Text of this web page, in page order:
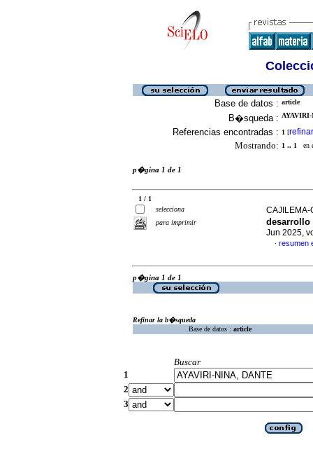
Base de datos : article
B�squeda :
Referencias encontradas : 1 [refinar
Mostrando: 1 .. 1 en
p�gina 1 de 1
1 / 1
selecciona
para imprimir
CAJILEMA-
desarrollo
Jun 2025,
· resumen
p�gina 1 de 1
Refinar la b�squeda
Base de datos : article
Buscar
1
2
3